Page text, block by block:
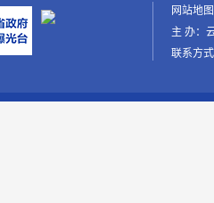
网站地
主 办：
联系方